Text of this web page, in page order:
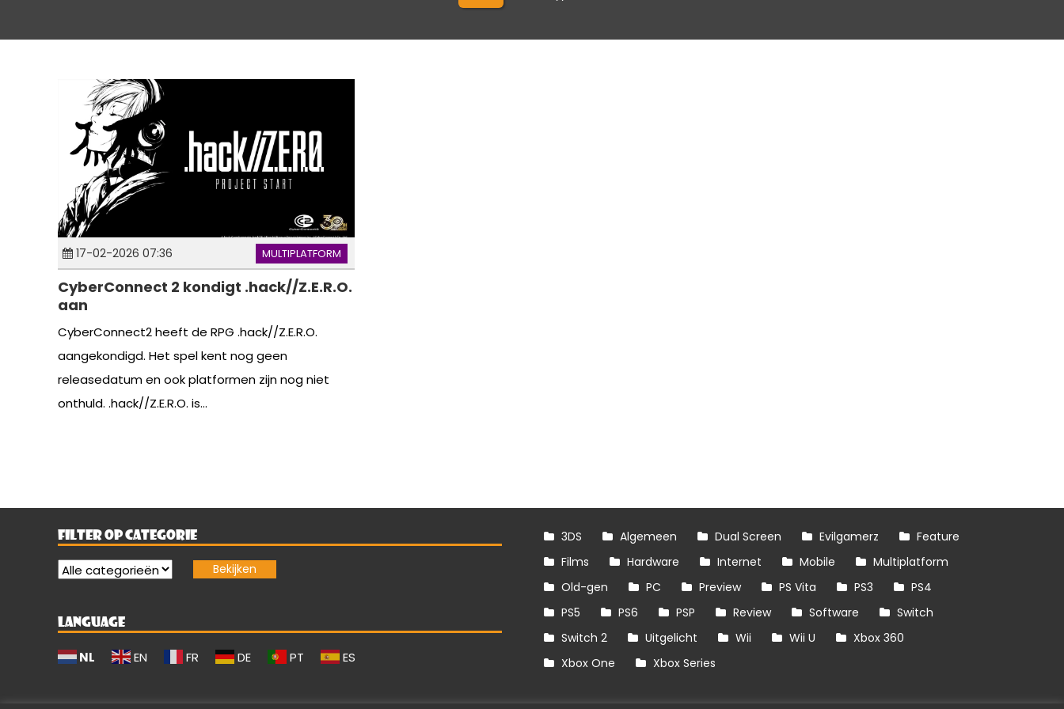
17-02-2026 07:36 MULTIPLATFORM
CyberConnect 2 kondigt .hack//Z.E.R.O.
aan
CyberConnect2 heeft de RPG .hack//Z.E.R.O.
aangekondigd. Het spel kent nog geen
releasedatum en ook platformen zijn nog niet
onthuld. .hack//Z.E.R.O. is...
FILTER OP CATEGORIE
LANGUAGE
NL EN FR DE PT ES
3DS Algemeen Dual Screen Evilgamerz
Feature
Films
Hardware Internet Mobile
Multiplatform
Old-gen
PC Preview PS Vita PS3
PS4
PS5
PS6 PSP Review Software
Switch
Switch 2
Uitgelicht Wii Wii U
Xbox 360
Xbox One
Xbox Series